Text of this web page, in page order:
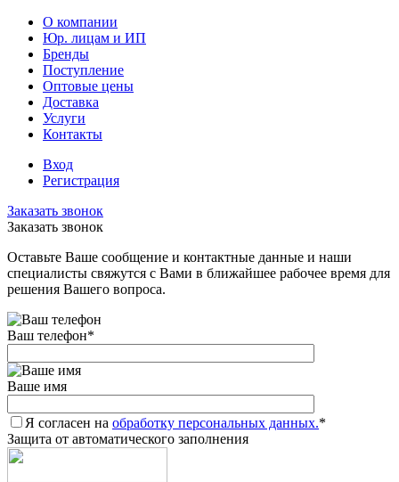
О компании
Юр. лицам и ИП
Бренды
Поступление
Оптовые цены
Доставка
Услуги
Контакты
Вход
Регистрация
Заказать звонок
Заказать звонок
Оставьте Ваше сообщение и контактные данные и наши
специалисты свяжутся с Вами в ближайшее рабочее время для
решения Вашего вопроса.
Ваш телефон*
Ваше имя
Я согласен на обработку персональных данных.*
Защита от автоматического заполнения